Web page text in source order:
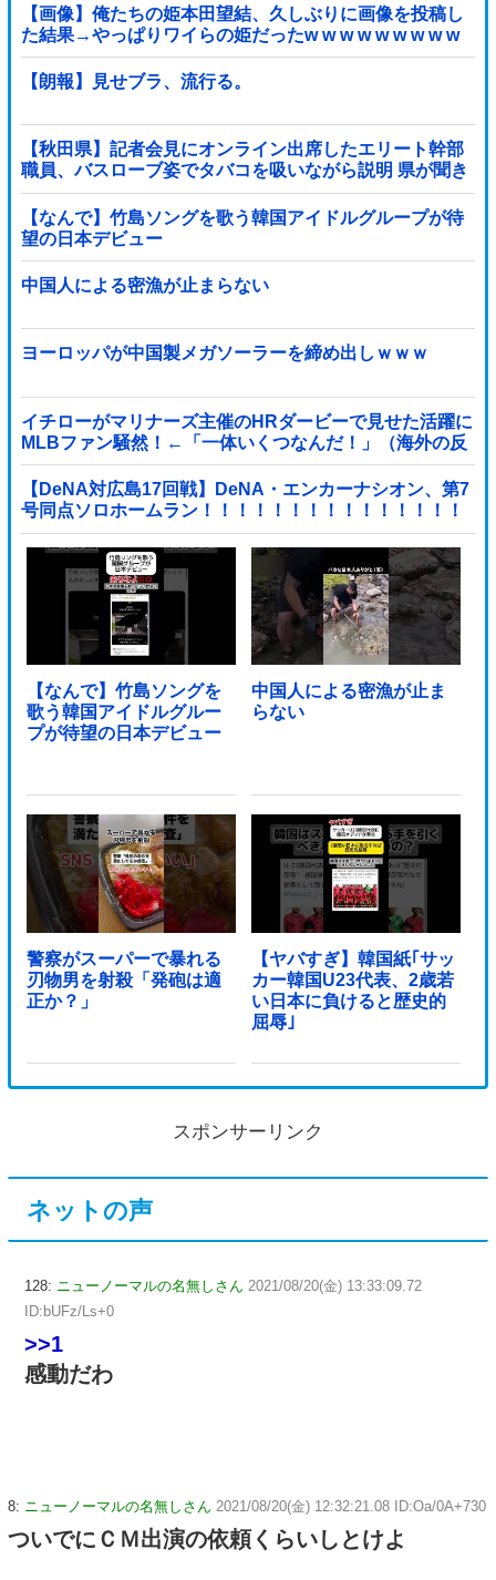
【画像】俺たちの姫本田望結、久しぶりに画像を投稿し
た結果→やっぱりワイらの姫だったw w w w w w w w w
w
【朗報】見せブラ、流行る。
【秋田県】記者会見にオンライン出席したエリート幹部
職員、バスローブ姿でタバコを吸いながら説明 県が聞き
取りへ
【なんで】竹島ソングを歌う韓国アイドルグループが待
望の日本デビュー
中国人による密漁が止まらない
ヨーロッパが中国製メガソーラーを締め出しｗｗｗ
イチローがマリナーズ主催のHRダービーで見せた活躍に
MLBファン騒然！←「一体いくつなんだ！」（海外の反
応）
【DeNA対広島17回戦】DeNA・エンカーナシオン、第7
号同点ソロホームラン！！！！！！！！！！！！！！！
他
【なんで】竹島ソングを
歌う韓国アイドルグルー
プが待望の日本デビュー
中国人による密漁が止ま
らない
警察がスーパーで暴れる
刃物男を射殺「発砲は適
正か？」
【ヤバすぎ】韓国紙｢サッ
カー韓国U23代表、2歳若
い日本に負けると歴史的
屈辱｣
スポンサーリンク
ネットの声
128: ニューノーマルの名無しさん 2021/08/20(金) 13:33:09.72
ID:bUFz/Ls+0
>>1
感動だわ
8: ニューノーマルの名無しさん 2021/08/20(金) 12:32:21.08 ID:Oa/0A+730
ついでにＣＭ出演の依頼くらいしとけよ